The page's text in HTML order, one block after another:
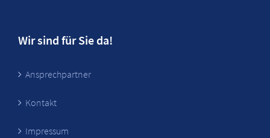
Wir sind für Sie da!
Ansprechpartner
Kontakt
Impressum